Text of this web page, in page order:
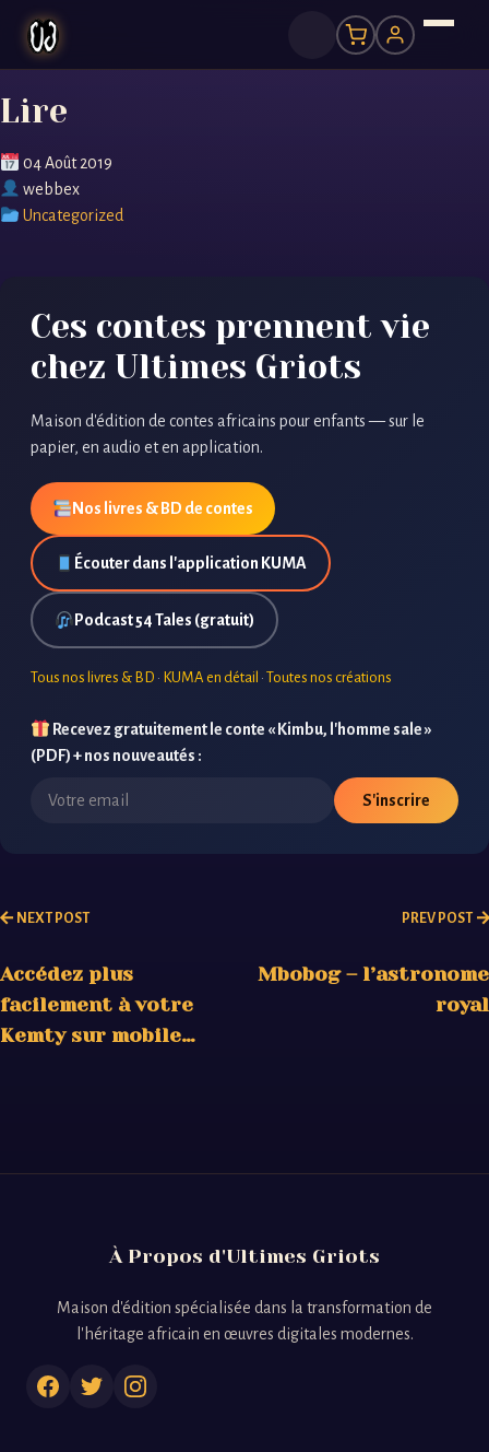
Lire
04 Août 2019
webbex
Uncategorized
Ces contes prennent vie
chez Ultimes Griots
Maison d'édition de contes africains pour enfants — sur le
papier, en audio et en application.
Nos livres & BD de contes
Écouter dans l'application KUMA
Podcast 54 Tales (gratuit)
Tous nos livres & BD · KUMA en détail · Toutes nos créations
Recevez gratuitement le conte « Kimbu, l'homme sale »
(PDF) + nos nouveautés :
S'inscrire
NEXT POST
Accédez plus
facilement à votre
Kemty sur mobile…
PREV POST
Mbobog – l’astronome
royal
À Propos d'Ultimes Griots
Maison d'édition spécialisée dans la transformation de
l'héritage africain en œuvres digitales modernes.